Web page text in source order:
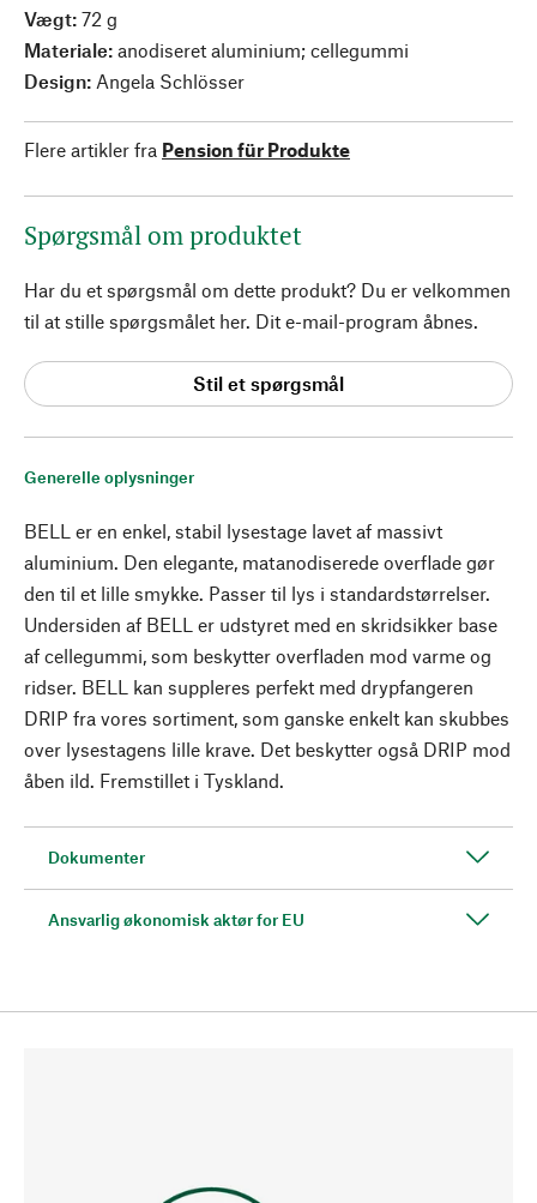
Generelle oplysninger
BELL er en enkel, stabil lysestage lavet af massivt
aluminium. Den elegante, matanodiserede overflade gør
den til et lille smykke. Passer til lys i standardstørrelser.
Undersiden af BELL er udstyret med en skridsikker base
af cellegummi, som beskytter overfladen mod varme og
ridser. BELL kan suppleres perfekt med drypfangeren
DRIP fra vores sortiment, som ganske enkelt kan skubbes
over lysestagens lille krave. Det beskytter også DRIP mod
åben ild. Fremstillet i Tyskland.
Dokumenter
Ansvarlig økonomisk aktør for EU
Vægt: 72 g
Materiale: anodiseret aluminium; cellegummi
Design: Angela Schlösser
Flere artikler fra Pension für Produkte
Spørgsmål om produktet
Har du et spørgsmål om dette produkt? Du er velkommen
til at stille spørgsmålet her. Dit e-mail-program åbnes.
Stil et spørgsmål